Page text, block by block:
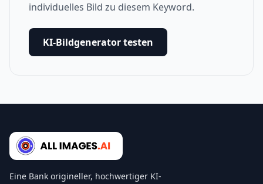
individuelles Bild zu diesem Keyword.
KI-Bildgenerator testen
Eine Bank origineller, hochwertiger KI-